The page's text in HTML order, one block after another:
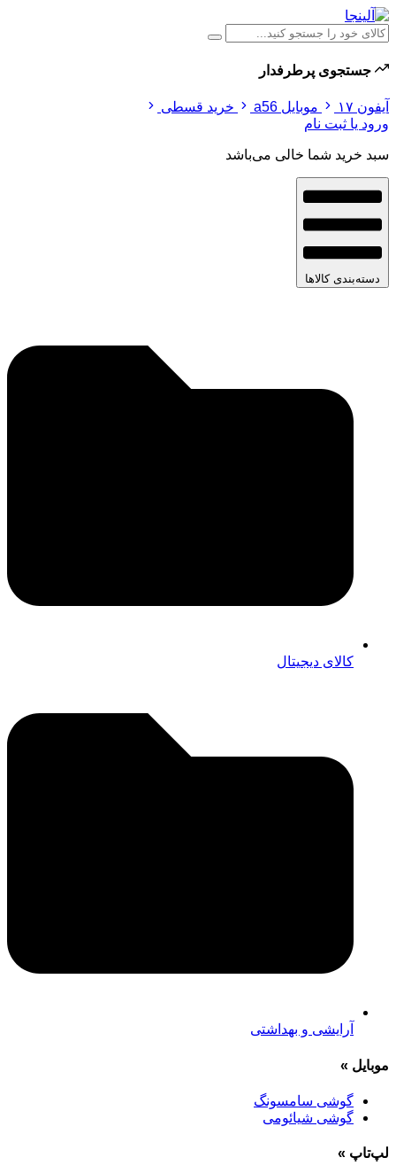
جستجوی پرطرفدار
آیفون ۱۷ موبایل a56
خرید قسطی
ورود یا ثبت نام
سبد خرید شما خالی می‌باشد
دسته‌بندی کالاها
کالای دیجیتال
آرایشی و بهداشتی
موبایل »
گوشی سامسونگ
گوشی شیائومی
لپ‌تاپ »